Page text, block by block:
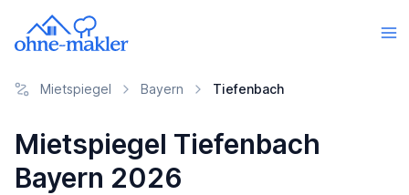
Mietspiegel Bayern Tiefenbach
Mietspiegel Tiefenbach
Bayern 2026